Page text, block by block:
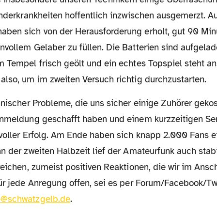
hoffentlich inzwischen ausgemerzt.
sich von der Herausforderung erholt, gut 90
Gelaber zu füllen. Die Batterien sind
Tempel frisch geölt und ein echtes Topspiel steht
um im zweiten Versuch richtig durchzustarten.
geschafft haben und einem kurzzeitigen
Erfolg. Am Ende haben sich knapp 2.000 Fans
der zweiten Halbzeit lief der Amateurfunk auch
zumeist positiven Reaktionen, die wir im
jede Anregung offen, sei es per Forum/Facebook/
.